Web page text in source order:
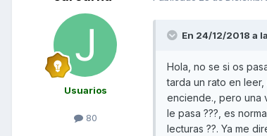
Usuarios
80
En 24/12/2018 a
Hola, no se si os
tarda un rato en
enciende., pero una
le pasa ???, es
lecturas ??. Ya me